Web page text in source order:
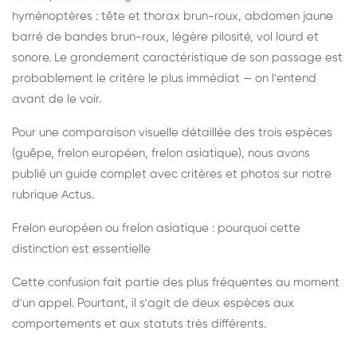
hyménoptères : tête et thorax brun-roux, abdomen jaune
barré de bandes brun-roux, légère pilosité, vol lourd et
sonore. Le grondement caractéristique de son passage est
probablement le critère le plus immédiat — on l'entend
avant de le voir.
Pour une comparaison visuelle détaillée des trois espèces
(guêpe, frelon européen, frelon asiatique), nous avons
publié un guide complet avec critères et photos sur notre
rubrique Actus.
Frelon européen ou frelon asiatique : pourquoi cette
distinction est essentielle
Cette confusion fait partie des plus fréquentes au moment
d'un appel. Pourtant, il s'agit de deux espèces aux
comportements et aux statuts très différents.